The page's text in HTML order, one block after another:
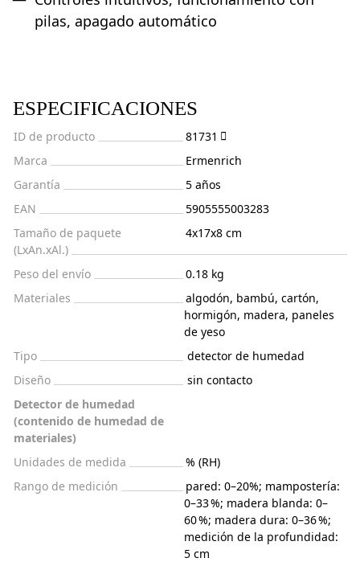
pilas, apagado automático
ESPECIFICACIONES
ID de producto
81731
Marca
Ermenrich
Garantía
5 años
EAN
5905555003283
Tamaño de paquete
(LxAn.xAl.)
4x17x8 cm
Peso del envío
0.18 kg
Materiales
algodón, bambú, cartón,
hormigón, madera, paneles
de yeso
Tipo
detector de humedad
Diseño
sin contacto
Detector de humedad
(contenido de humedad de
materiales)
Unidades de medida
% (RH)
Rango de medición
pared: 0–20%; mampostería:
0–33 %; madera blanda: 0–
60 %; madera dura: 0–36 %;
medición de la profundidad:
5 cm